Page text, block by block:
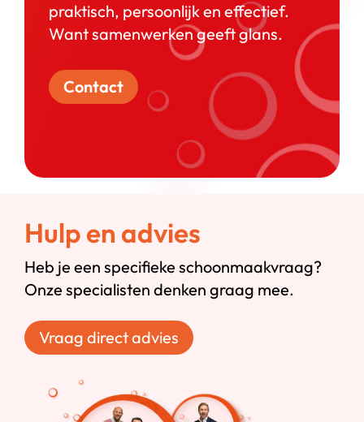
praktisch, persoonlijk en effectief.
Want samenwerken geeft glans.
Contact
Hulp en advies
Heb je een specifieke schoonmaakvraag?
Onze specialisten denken graag mee.
Vraag direct advies